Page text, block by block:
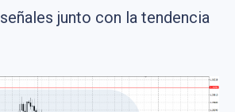
junto con la tendencia